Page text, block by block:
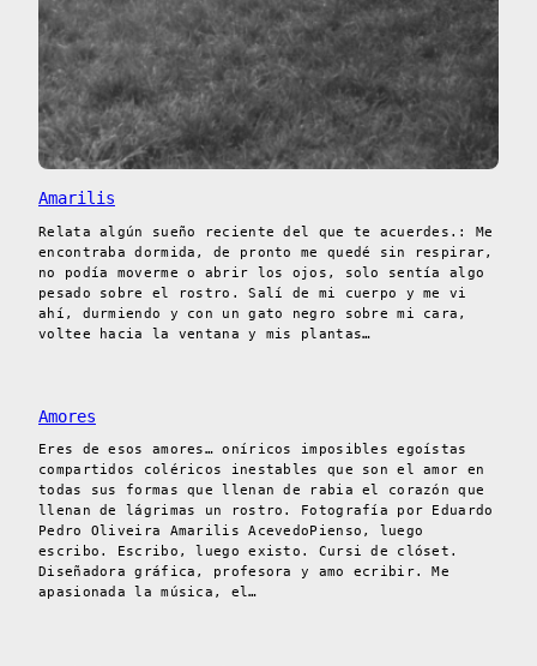
Amarilis
Relata algún sueño reciente del que te acuerdes.: Me
encontraba dormida, de pronto me quedé sin respirar,
no podía moverme o abrir los ojos, solo sentía algo
pesado sobre el rostro. Salí de mi cuerpo y me vi
ahí, durmiendo y con un gato negro sobre mi cara,
voltee hacia la ventana y mis plantas…
Amores
Eres de esos amores… oníricos imposibles egoístas
compartidos coléricos inestables que son el amor en
todas sus formas que llenan de rabia el corazón que
llenan de lágrimas un rostro. Fotografía por Eduardo
Pedro Oliveira Amarilis AcevedoPienso, luego
escribo. Escribo, luego existo. Cursi de clóset.
Diseñadora gráfica, profesora y amo ecribir. Me
apasionada la música, el…